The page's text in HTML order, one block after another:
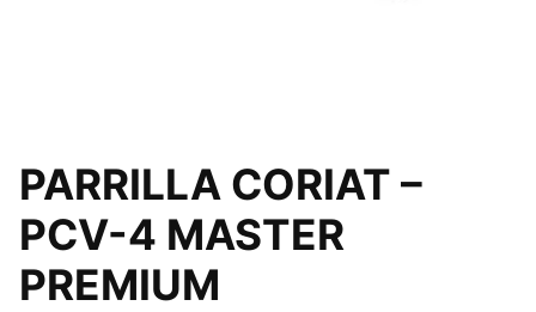
PARRILLA CORIAT –
PCV-4 MASTER
PREMIUM